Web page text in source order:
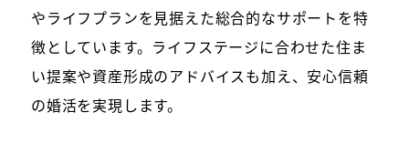
やライフプランを見据えた総合的なサポートを特
徴としています。ライフステージに合わせた住ま
い提案や資産形成のアドバイスも加え、安心信頼
の婚活を実現します。